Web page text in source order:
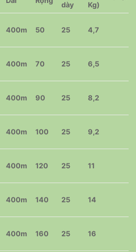
dày
Kg)
400m 50 25 4,7
400m 70 25 6,5
400m 90 25 8,2
400m 100 25 9,2
400m 120 25 11
400m 140 25 14
400m 160 25 16